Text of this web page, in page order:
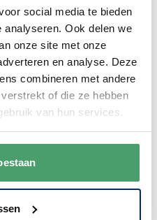
social media te bieden
Ook delen we
onze site met onze
en analyse. Deze
combineren met andere
of die ze hebben
van hun services.
wordt jouw bestelling
gratis verzonden.
van Onze